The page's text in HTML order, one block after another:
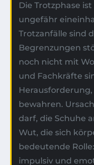
Die Trotzphase
ungefähr
Trotzanfälle sind
Begrenzungen
noch nicht mit
und Fachkräfte
bewahren.
darf, die Schuhe
Wut, die sich
bedeutende
impulsiv und